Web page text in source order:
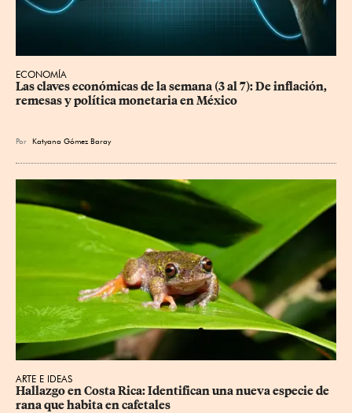
ECONOMÍA
Las claves económicas de la semana (3 al 7): De inflación,
remesas y política monetaria en México
Por Katyana Gómez Baray
ARTE E IDEAS
Hallazgo en Costa Rica: Identifican una nueva especie de
rana que habita en cafetales